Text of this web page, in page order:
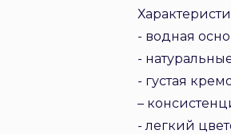
- водная
-
- густая
–
- легкий